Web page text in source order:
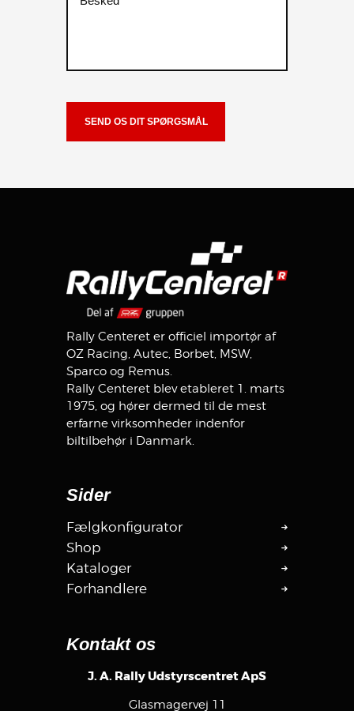
Rally Centeret er officiel importør af
OZ Racing, Autec, Borbet, MSW,
Sparco og Remus.
Rally Centeret blev etableret 1. marts
1975, og hører dermed til de mest
erfarne virksomheder indenfor
biltilbehør i Danmark.
Sider
Fælgkonfigurator
Shop
Kataloger
Forhandlere
Kontakt os
J. A. Rally Udstyrscentret ApS
Glasmagervej 11